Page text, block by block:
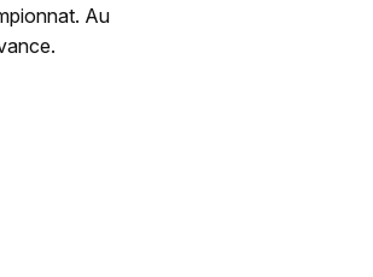
Au